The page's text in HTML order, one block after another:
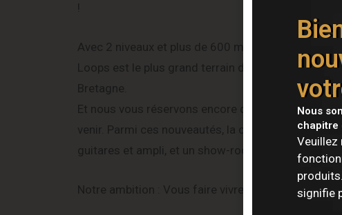
!
Avec 2 niveaux et plus de 600 m2 de surface The
Loops est le plus grand terrain de jeu des
Bretagne.
Et nous vous réservons encore de belles surprises
venir. Parmi ces nouveautés, la création de cabines
guitares et ampli, et un show-room lumière !
Notre ambition : Vous faire vivre une expérience
Nous
chapitre
Veuillez
signifie